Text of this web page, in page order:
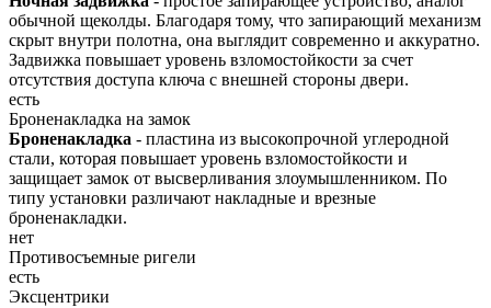
обычной щеколды. Благодаря тому, что запирающий механизм
скрыт внутри полотна, она выглядит современно и аккуратно.
Задвижка повышает уровень взломостойкости за счет
отсутствия доступа ключа с внешней стороны двери.
есть
Броненакладка на замок
Броненакладка - пластина из высокопрочной углеродной
стали, которая повышает уровень взломостойкости и
защищает замок от высверливания злоумышленником. По
типу установки различают накладные и врезные
броненакладки.
нет
Противосъемные ригели
есть
Эксцентрики